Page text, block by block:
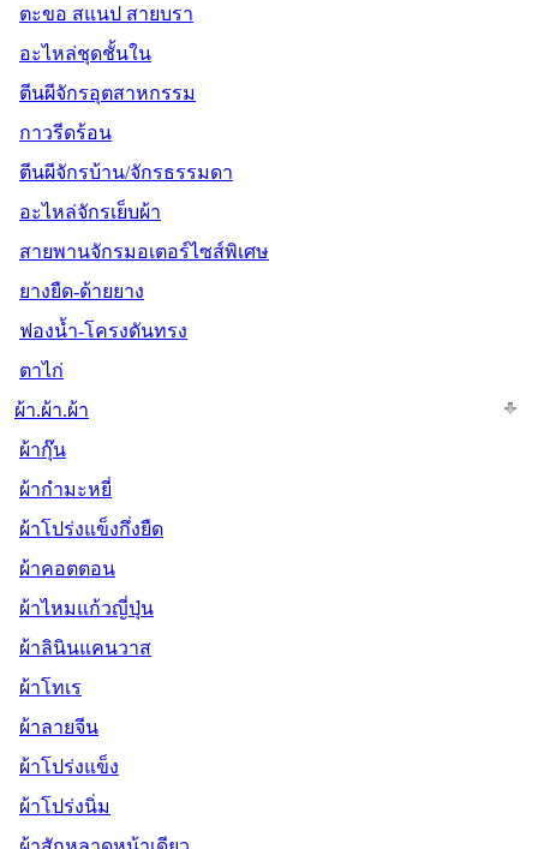
ตะขอ สแนป สายบรา
อะไหล่ชุดชั้นใน
ตีนผีจักรอุตสาหกรรม
กาวรีดร้อน
ตีนผีจักรบ้าน/จักรธรรมดา
อะไหล่จักรเย็บผ้า
สายพานจักรมอเตอร์ไซส์พิเศษ
ยางยืด-ด้ายยาง
ฟองน้ำ-โครงดันทรง
ตาไก่
ผ้า.ผ้า.ผ้า
ผ้ากุ๊น
ผ้ากำมะหยี่
ผ้าโปร่งแข็งกึ่งยืด
ผ้าคอตตอน
ผ้าไหมแก้วญี่ปุ่น
ผ้าลินินแคนวาส
ผ้าโทเร
ผ้าลายจีน
ผ้าโปร่งแข็ง
ผ้าโปร่งนิ่ม